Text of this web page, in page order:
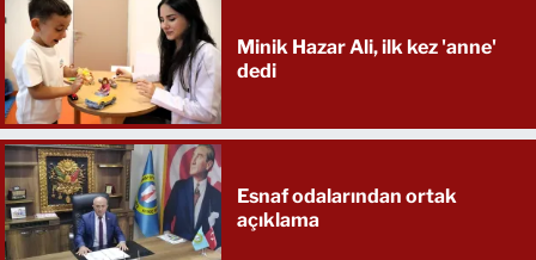
Minik Hazar Ali, ilk kez 'anne'
dedi
Esnaf odalarından ortak
açıklama